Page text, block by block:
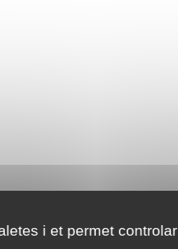
i et permet